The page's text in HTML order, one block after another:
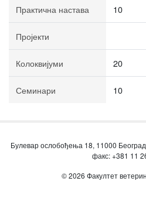
Практична настава 10
Пројекти
Колоквијуми 20
Семинари 10
Булевар ослобођења 18, 11000
факс: +381 11
© 2026 Факултет